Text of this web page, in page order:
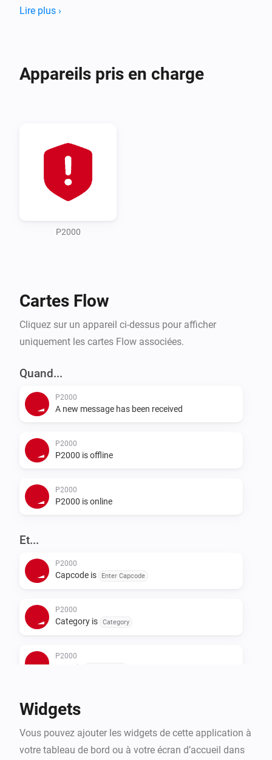
💬 Tokens: Message (long notification), P2000 (short
province, town, region, street, service, Prio type,
category More filtering by adding more devices or
using the conditions cards
🗺️ Image tag of incident location
and place it in the device settings.
🇳🇱 Dutch
Lire plus ›
Appareils pris en charge
P2000
Cartes Flow
Cliquez sur un appareil ci-dessus pour afficher
uniquement les cartes Flow associées.
Quand...
P2000
A new message has been received
P2000
P2000 is offline
P2000
P2000 is online
Et...
P2000
Capcode is Enter Capcode
P2000
Category is Category
P2000
GRIP is
P2000
Number of groups is
P2000
Widgets
Vous pouvez ajouter les widgets de cette application à
votre tableau de bord ou à votre écran d’accueil dans